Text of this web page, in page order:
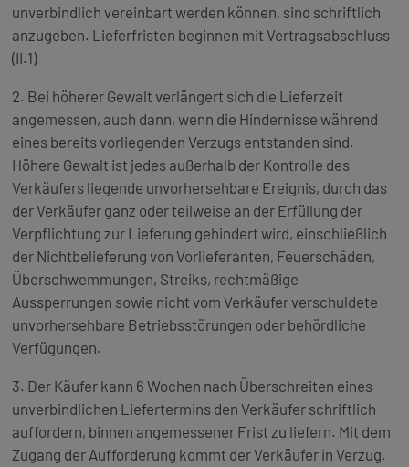
unverbindlich vereinbart werden können, sind schriftlich
anzugeben. Lieferfristen beginnen mit Vertragsabschluss
(II.1)
2. Bei höherer Gewalt verlängert sich die Lieferzeit
angemessen, auch dann, wenn die Hindernisse während
eines bereits vorliegenden Verzugs entstanden sind.
Höhere Gewalt ist jedes außerhalb der Kontrolle des
Verkäufers liegende unvorhersehbare Ereignis, durch das
der Verkäufer ganz oder teilweise an der Erfüllung der
Verpflichtung zur Lieferung gehindert wird, einschließlich
der Nichtbelieferung von Vorlieferanten, Feuerschäden,
Überschwemmungen, Streiks, rechtmäßige
Aussperrungen sowie nicht vom Verkäufer verschuldete
unvorhersehbare Betriebsstörungen oder behördliche
Verfügungen.
3. Der Käufer kann 6 Wochen nach Überschreiten eines
unverbindlichen Liefertermins den Verkäufer schriftlich
auffordern, binnen angemessener Frist zu liefern. Mit dem
Zugang der Aufforderung kommt der Verkäufer in Verzug.